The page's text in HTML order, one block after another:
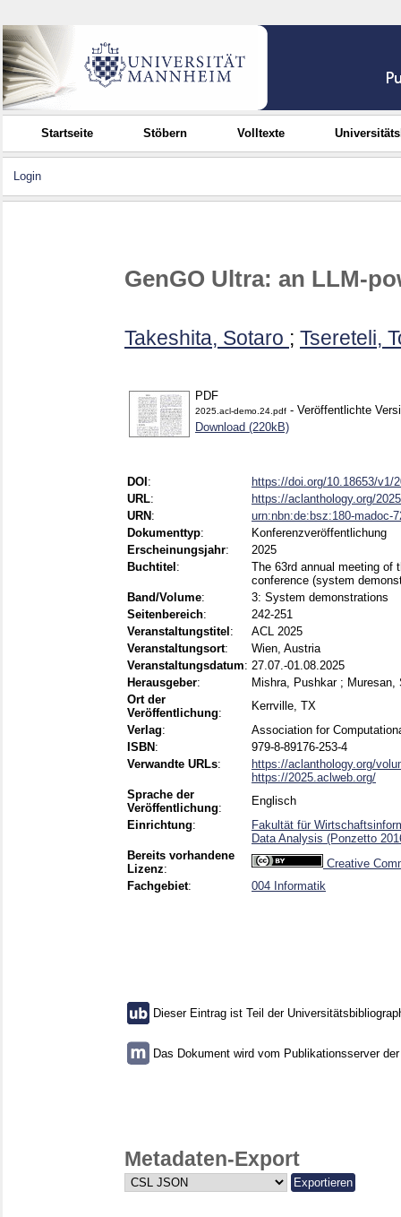
Startseite Stöbern Volltexte
Login
GenGO Ultra: an LLM-
Takeshita, Sotaro ; Tsereteli,
PDF
2025.acl-demo.24.pdf - Veröffentlichte
Download (220kB)
DOI :
https://doi.org/10.18653/v1/
URL:
https://aclanthology.org/
URN :
urn:nbn:de:bsz:180-madoc-
Dokumenttyp:
Konferenzveröffentlichung
Erscheinungsjahr:
2025
Buchtitel :
The 63rd annual meeting of
conference (system
Band/Volume:
3: System demonstrations
Seitenbereich:
242-251
Veranstaltungstitel :
ACL 2025
Veranstaltungsort:
Wien, Austria
Veranstaltungsdatum: 27.07.-01.08.2025
Herausgeber: Mishra, Pushkar ; Muresan,
Ort der
Veröffentlichung:
Kerrville, TX
Verlag:
Association for
ISBN :
979-8-89176-253-4
Verwandte URLs:
https://aclanthology.org/
https://2025.aclweb.org/
Sprache der
Veröffentlichung:
Englisch
Einrichtung:
Fakultät für
Data Analysis (Ponzetto
Bereits vorhandene
Lizenz:
Creative
Fachgebiet: 004 Informatik
Dieser Eintrag ist Teil der
Das Dokument wird vom Publikationsserver
Metadaten-Export